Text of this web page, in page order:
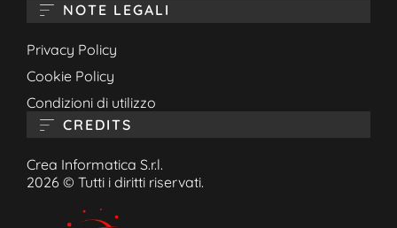
NOTE LEGALI
Privacy Policy
Cookie Policy
Condizioni di utilizzo
CREDITS
Crea Informatica S.r.l.
2026 © Tutti i diritti riservati.